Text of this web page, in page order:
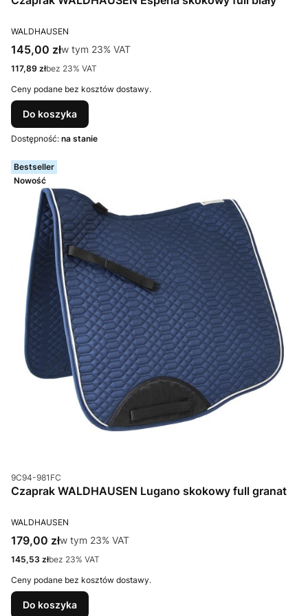
PRODUCENT
WALDHAUSEN
Cena brutto
145,00 złw tym %s VAT
w tym 23% VAT
Cena netto
117,89 złbez 23% VAT
Ceny podane bez kosztów dostawy.
Do koszyka
Dostępność: na stanie
Bestseller
Nowość
Kod produktu
9C94-981FC
Czaprak WALDHAUSEN Lugano skokowy full granat
PRODUCENT
WALDHAUSEN
Cena brutto
179,00 złw tym %s VAT
w tym 23% VAT
Cena netto
145,53 złbez 23% VAT
Ceny podane bez kosztów dostawy.
Do koszyka